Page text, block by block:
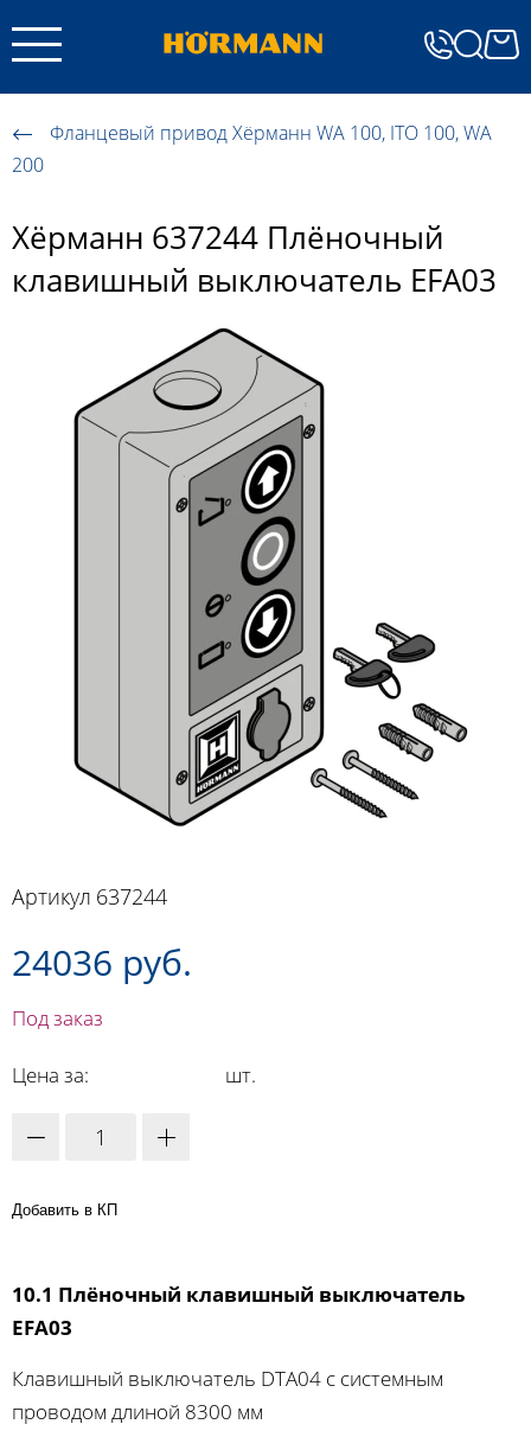
Фланцевый привод Хёрманн WA 100, ITO 100, WA
200
Хёрманн 637244 Плёночный
клавишный выключатель EFA03
Артикул 637244
24036 руб.
Под заказ
Цена за: шт.
Добавить в КП
10.1 Плёночный клавишный выключатель
EFA03
Клавишный выключатель DTA04 с системным
проводом длиной 8300 мм